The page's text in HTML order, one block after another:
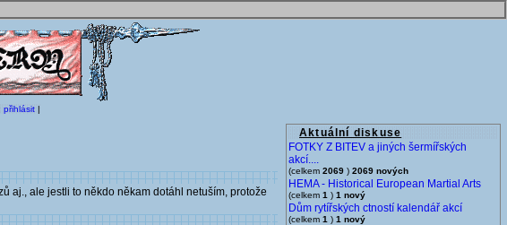
přihlásit |
Aktuální diskuse
FOTKY Z BITEV a jiných šermířských
akcí....
(celkem 2069 ) 2069 nových
HEMA - Historical European Martial Arts
(celkem 1 ) 1 nový
Dům rytířských ctností kalendář akcí
(celkem 1 ) 1 nový
aj., ale jestli to někdo někam dotáhl netuším, protože